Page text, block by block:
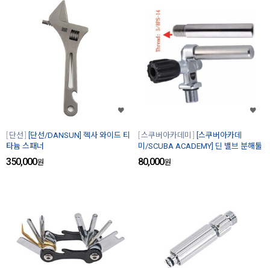
단선
[단선/DANSUN] 헥사 와이드 티
타늄 스패너
350,000원
스쿠버아카데미
[스쿠버아카데
미/SCUBA ACADEMY] 딘 밸브 분해툴
80,000원